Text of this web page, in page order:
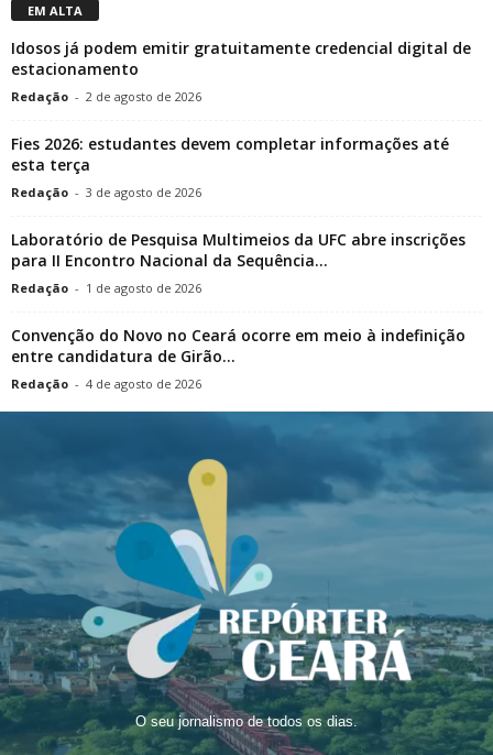
EM ALTA
Idosos já podem emitir gratuitamente credencial digital de
estacionamento
Redação - 2 de agosto de 2026
Fies 2026: estudantes devem completar informações até
esta terça
Redação - 3 de agosto de 2026
Laboratório de Pesquisa Multimeios da UFC abre inscrições
para II Encontro Nacional da Sequência...
Redação - 1 de agosto de 2026
Convenção do Novo no Ceará ocorre em meio à indefinição
entre candidatura de Girão...
Redação - 4 de agosto de 2026
O seu jornalismo de todos os dias.